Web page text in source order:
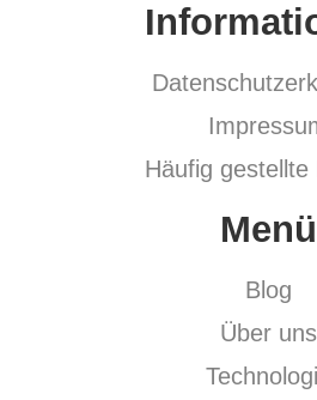
Häufig gestellte
Menü
Blog
Über uns